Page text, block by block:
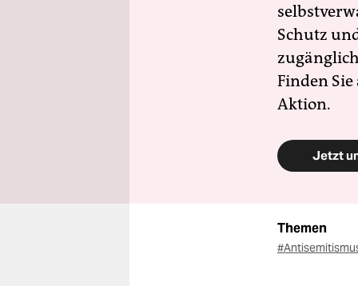
Schutz
Finden
Aktion.
Jetzt
Themen